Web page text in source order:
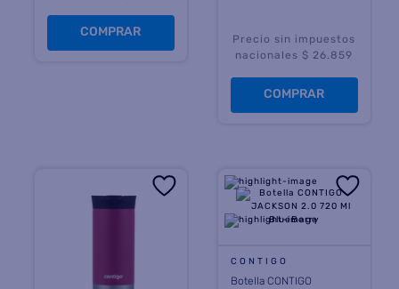
COMPRAR
Precio sin impuestos
nacionales $ 26.859
COMPRAR
CONTIGO
Botella CONTIGO